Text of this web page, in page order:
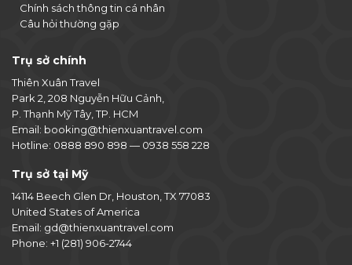
Chính sách thông tin cá nhân
Câu hỏi thường gặp
Trụ sở chính
Thiên Xuân Travel
Park 2, 208 Nguyễn Hữu Cảnh,
P. Thạnh Mỹ Tây, TP. HCM
Email: booking@thienxuantravel.com
Hotline: 0888 890 898 — 0938 558 228
Trụ sở tại Mỹ
14114 Beech Glen Dr, Houston, TX 77083
United States of America
Email: gd@thienxuantravel.com
Phone: +1 (281) 906-2744